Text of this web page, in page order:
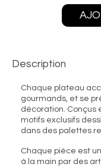
Description
Chaque plateau
gourmands, et se
décoration. Conçus
motifs exclusifs
dans des palettes
Chaque pièce est
à la main par des